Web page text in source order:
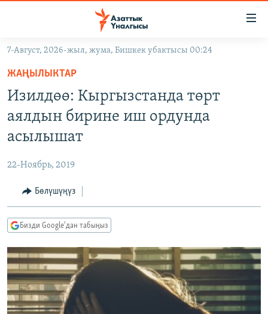
Навигацияга
өтүңүз
Издөөгө
салыңыз
МАДАНИЯТ
ТВ ПРОГРАММАЛАР
БҮГҮН АЗАТТЫКТА
ДАНИСТЕ
ЭЖЕ-СИҢДИЛЕР
АЗАТТЫК+
ПОДКАСТ
Русский
ОНЛАЙН ШЕРИНЕ
7-Август, 2026-жыл, жума, Бишкек убактысы 00:24
ЖАҢЫЛЫКТАР
Изилдөө: Кыргызстанда төрт
аялдын бирине иш ордунда
асылышат
22-Ноябрь, 2019
Бөлүшүңүз
Бизди Google'дан табыңыз